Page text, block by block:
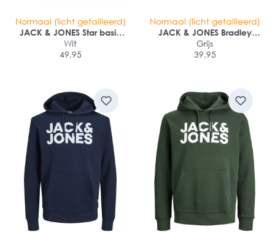
Normaal (licht getailleerd)
JACK & JONES Star basic
sweat hood regular fit
Wit
49,95
Normaal (licht getailleerd)
JACK & JONES Bradley
sweat zip hood regular fit
Grijs
39,95